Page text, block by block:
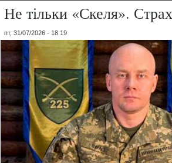
Не тільки «Скеля».
пт, 31/07/2026 - 18:19